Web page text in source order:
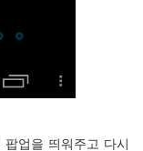
업을 띄워주고 다시